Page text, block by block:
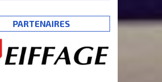
PARTENAIRES